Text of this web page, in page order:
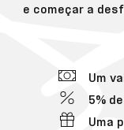
e começar a
Um
5%
Uma